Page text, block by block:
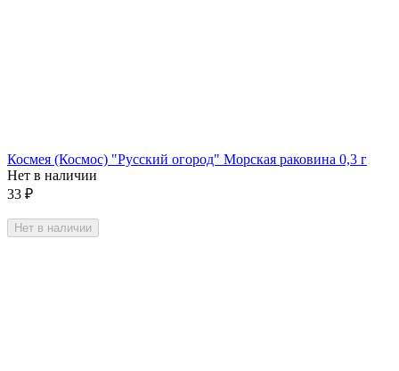
Космея (Космос) "Русский огород" Морская раковина 0,3 г
Нет в наличии
33 ₽
Нет в наличии